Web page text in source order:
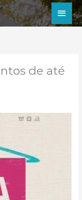
de até